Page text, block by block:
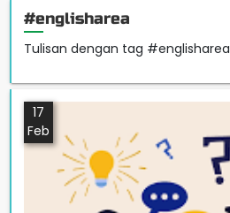
#englisharea
Tulisan dengan tag #englisharea
17
Feb